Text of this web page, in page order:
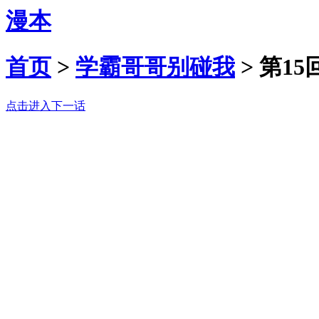
漫本
首页 > 学霸哥哥别碰我 > 第15
点击进入下一话